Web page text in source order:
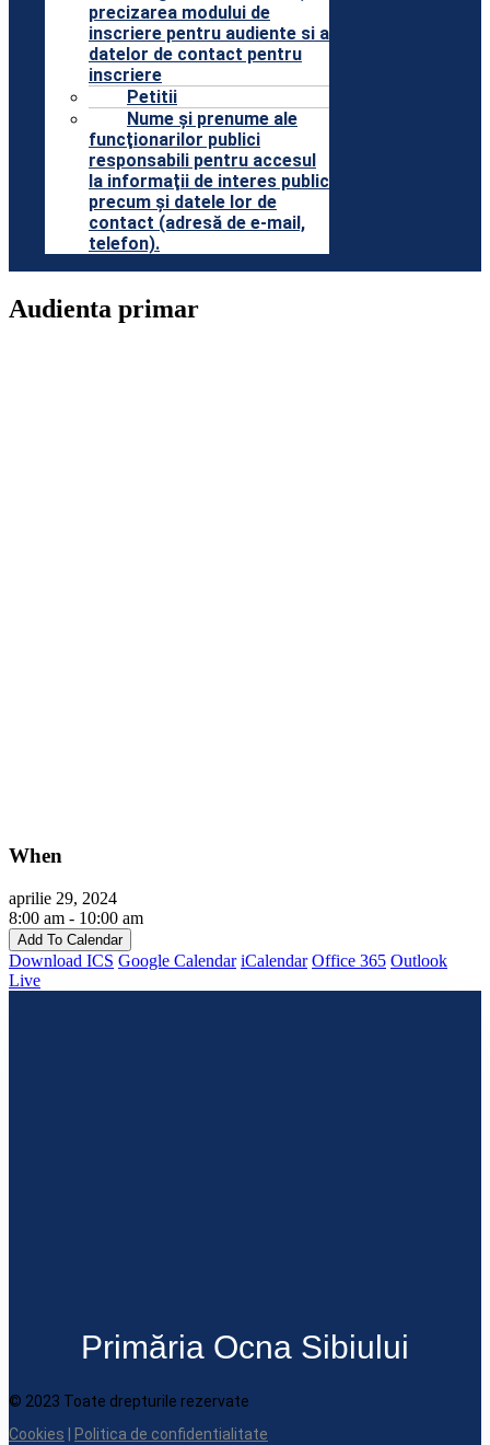
precizarea modului de
inscriere pentru audiente si a
datelor de contact pentru
inscriere
Petitii
Nume şi prenume ale
funcţionarilor publici
responsabili pentru accesul
la informaţii de interes public
precum şi datele lor de
contact (adresă de e-mail,
telefon).
Audienta primar
When
aprilie 29, 2024
8:00 am - 10:00 am
Add To Calendar
Download ICS Google Calendar iCalendar Office 365 Outlook
Live
Primăria Ocna Sibiului
© 2023 Toate drepturile rezervate
Cookies
Politica de confidentialitate